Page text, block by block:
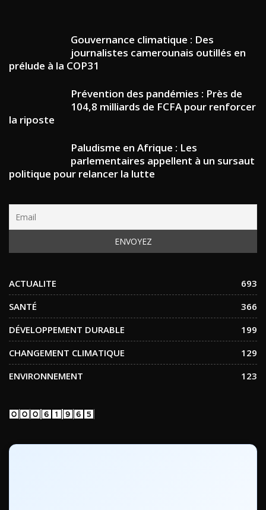
Gouvernance climatique : Des
journalistes camerounais outillés en
prélude à la COP31
Prévention des pandémies : Près de
104,8 milliards de FCFA pour renforcer
la riposte
Paludisme en Afrique : Les
parlementaires appellent à un sursaut
politique pour relancer la lutte
ACTUALITE
693
SANTÉ
366
DÉVELOPPEMENT DURABLE
199
CHANGEMENT CLIMATIQUE
129
ENVIRONNEMENT
123